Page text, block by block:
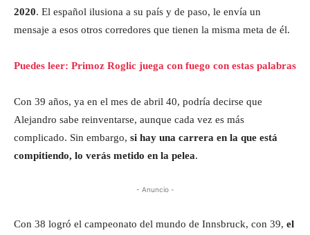
2020. El español ilusiona a su país y de paso, le envía un
mensaje a esos otros corredores que tienen la misma meta de él.
Puedes leer: Primoz Roglic juega con fuego con estas palabras
Con 39 años, ya en el mes de abril 40, podría decirse que
Alejandro sabe reinventarse, aunque cada vez es más
complicado. Sin embargo, si hay una carrera en la que está
compitiendo, lo verás metido en la pelea.
- Anuncio -
Con 38 logró el campeonato del mundo de Innsbruck, con 39, el